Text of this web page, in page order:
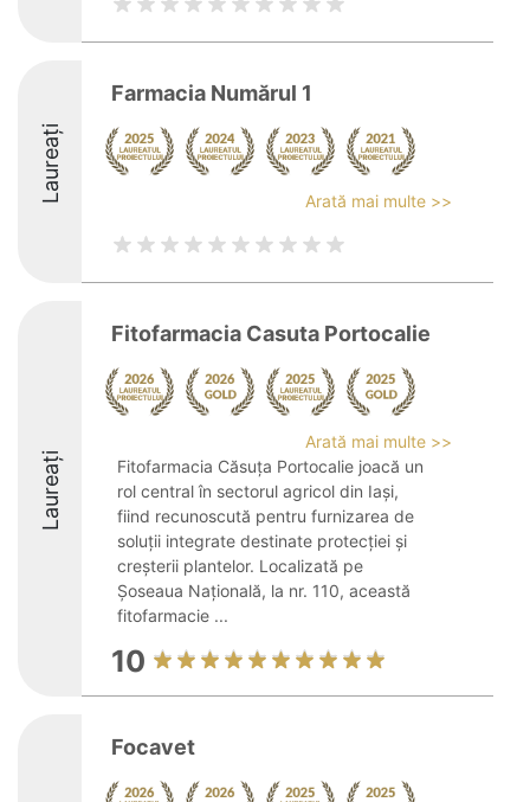
Laureați
Farmacia Numărul 1
Arată mai multe >>
Laureați
Fitofarmacia Casuta Portocalie
Arată mai multe >>
Fitofarmacia Căsuța Portocalie joacă un
rol central în sectorul agricol din Iași,
fiind recunoscută pentru furnizarea de
soluții integrate destinate protecției și
creșterii plantelor. Localizată pe
Șoseaua Națională, la nr. 110, această
fitofarmacie ...
10
Focavet